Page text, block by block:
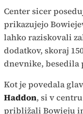
Center sicer
prikazujejo
lahko raziskovali
dodatkov, skoraj
dnevnike, besedila
Kot je povedala
Haddon, si v
približali Bowieju